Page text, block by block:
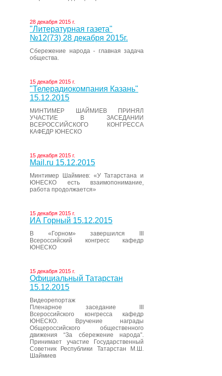
28 декабря 2015 г.
"Литературная газета"
№12(73) 28 декабря 2015г.
Сбережение народа - главная задача
общества.
15 декабря 2015 г.
"Телерадиокомпания Казань"
15.12.2015
МИНТИМЕР ШАЙМИЕВ ПРИНЯЛ
УЧАСТИЕ В ЗАСЕДАНИИ
ВСЕРОССИЙСКОГО КОНГРЕССА
КАФЕДР ЮНЕСКО
15 декабря 2015 г.
Mail.ru 15.12.2015
Минтимер Шаймиев: «У Татарстана и
ЮНЕСКО есть взаимопонимание,
работа продолжается»
15 декабря 2015 г.
ИА Горный 15.12.2015
В «Горном» завершился III
Всероссийский конгресс кафедр
ЮНЕСКО
15 декабря 2015 г.
Официальный Татарстан
15.12.2015
Видеорепортаж
Пленарное заседание III
Всероссийского конгресса кафедр
ЮНЕСКО. Вручение награды
Общероссийского общественного
движения “За сбережение народа”.
Принимает участие Государственный
Советник Республики Татарстан М.Ш.
Шаймиев